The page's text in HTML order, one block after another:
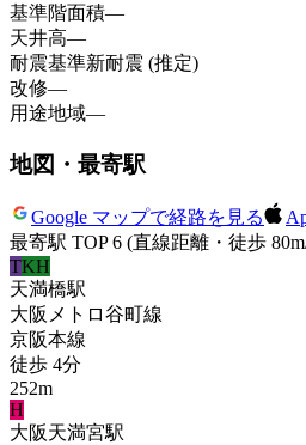
基準階面積—
天井高—
耐震基準新耐震 (推定)
改修—
用途地域—
地図・最寄駅
Google マップで経路を見る
最寄駅 TOP 6 (直線距離・徒歩
TKH
天満橋駅
大阪メトロ谷町線
京阪本線
徒歩 4分
252m
H
大阪天満宮駅